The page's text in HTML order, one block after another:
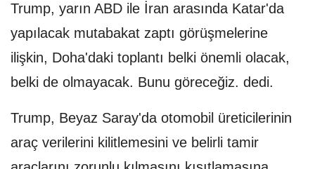
Trump, yarın ABD ile İran arasında Katar'da
yapılacak mutabakat zaptı görüşmelerine
ilişkin, Doha'daki toplantı belki önemli olacak,
belki de olmayacak. Bunu göreceğiz. dedi.
Trump, Beyaz Saray'da otomobil üreticilerinin
araç verilerini kilitlemesini ve belirli tamir